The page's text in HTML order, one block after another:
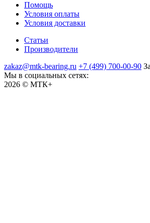
Помощь
Условия оплаты
Условия доставки
Статьи
Производители
zakaz@mtk-bearing.ru +7 (499) 700-00-90
Мы в социальных сетях:
2026 © МТК+